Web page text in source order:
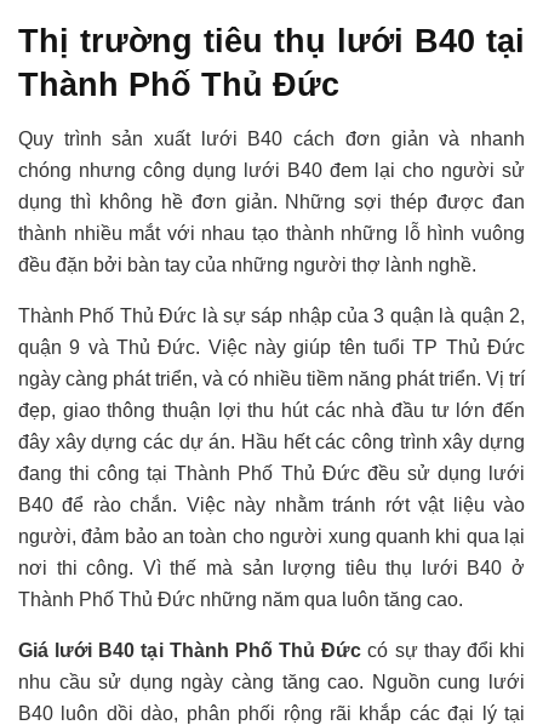
Thị trường tiêu thụ lưới B40 tại
Thành Phố Thủ Đức
Quy trình sản xuất lưới B40 cách đơn giản và nhanh
chóng nhưng công dụng lưới B40 đem lại cho người sử
dụng thì không hề đơn giản. Những sợi thép được đan
thành nhiều mắt với nhau tạo thành những lỗ hình vuông
đều đặn bởi bàn tay của những người thợ lành nghề.
Thành Phố Thủ Đức là sự sáp nhập của 3 quận là quận 2,
quận 9 và Thủ Đức. Việc này giúp tên tuổi TP Thủ Đức
ngày càng phát triển, và có nhiều tiềm năng phát triển. Vị trí
đẹp, giao thông thuận lợi thu hút các nhà đầu tư lớn đến
đây xây dựng các dự án. Hầu hết các công trình xây dựng
đang thi công tại Thành Phố Thủ Đức đều sử dụng lưới
B40 để rào chắn. Việc này nhằm tránh rớt vật liệu vào
người, đảm bảo an toàn cho người xung quanh khi qua lại
nơi thi công. Vì thế mà sản lượng tiêu thụ lưới B40 ở
Thành Phố Thủ Đức những năm qua luôn tăng cao.
Giá lưới B40 tại Thành Phố Thủ Đức có sự thay đổi khi
nhu cầu sử dụng ngày càng tăng cao. Nguồn cung lưới
B40 luôn dồi dào, phân phối rộng rãi khắp các đại lý tại